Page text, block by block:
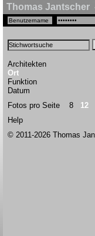
Thomas
Architekten
Ort
Funktion
Datum
Fotos pro Seite 8 12
Help
© 2011-2026 Thomas